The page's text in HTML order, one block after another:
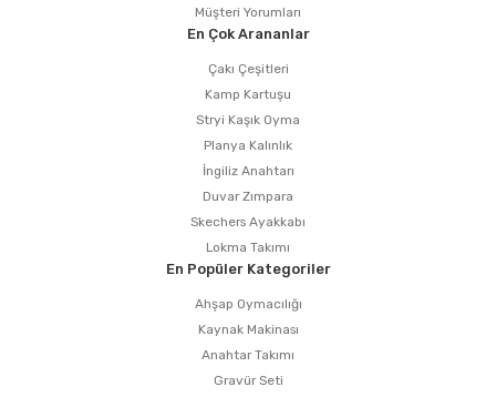
Müşteri Yorumları
En Çok Arananlar
Çakı Çeşitleri
Kamp Kartuşu
Stryi Kaşık Oyma
Planya Kalınlık
İngiliz Anahtarı
Duvar Zımpara
Skechers Ayakkabı
Lokma Takımı
En Popüler Kategoriler
Ahşap Oymacılığı
Kaynak Makinası
Anahtar Takımı
Gravür Seti